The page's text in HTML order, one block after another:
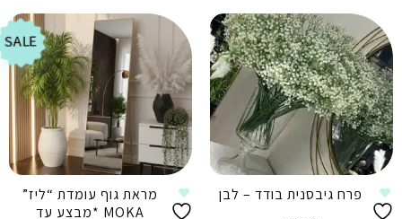
SALE
מראת גוף עומדת “ליז”
MOKA *מבצע עד
פרח גיבסנית בודד – לבן